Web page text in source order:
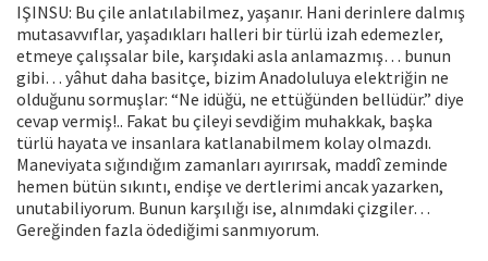
IŞINSU: Bu çile anlatılabilmez, yaşanır. Hani derinlere dalmış
mutasavvıflar, yaşadıkları halleri bir türlü izah edemezler,
etmeye çalışsalar bile, karşıdaki asla anlamazmış… bunun
gibi… yâhut daha basitçe, bizim Anadoluluya elektriğin ne
olduğunu sormuşlar: “Ne idüğü, ne ettüğünden bellüdür.” diye
cevap vermiş!.. Fakat bu çileyi sevdiğim muhakkak, başka
türlü hayata ve insanlara katlanabilmem kolay olmazdı.
Maneviyata sığındığım zamanları ayırırsak, maddî zeminde
hemen bütün sıkıntı, endişe ve dertlerimi ancak yazarken,
unutabiliyorum. Bunun karşılığı ise, alnımdaki çizgiler…
Gereğin­den fazla ödediğimi sanmıyorum.